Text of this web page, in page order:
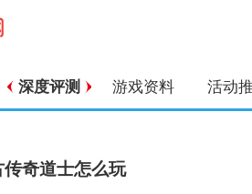
深度评测 游戏资料 活动
传奇道士怎么玩